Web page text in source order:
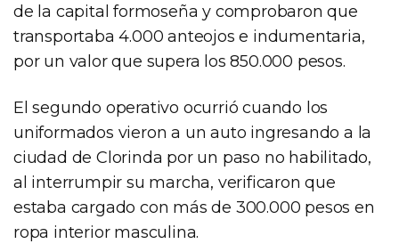
de la capital formoseña y comprobaron que
transportaba 4.000 anteojos e indumentaria,
por un valor que supera los 850.000 pesos.
El segundo operativo ocurrió cuando los
uniformados vieron a un auto ingresando a la
ciudad de Clorinda por un paso no habilitado,
al interrumpir su marcha, verificaron que
estaba cargado con más de 300.000 pesos en
ropa interior masculina.